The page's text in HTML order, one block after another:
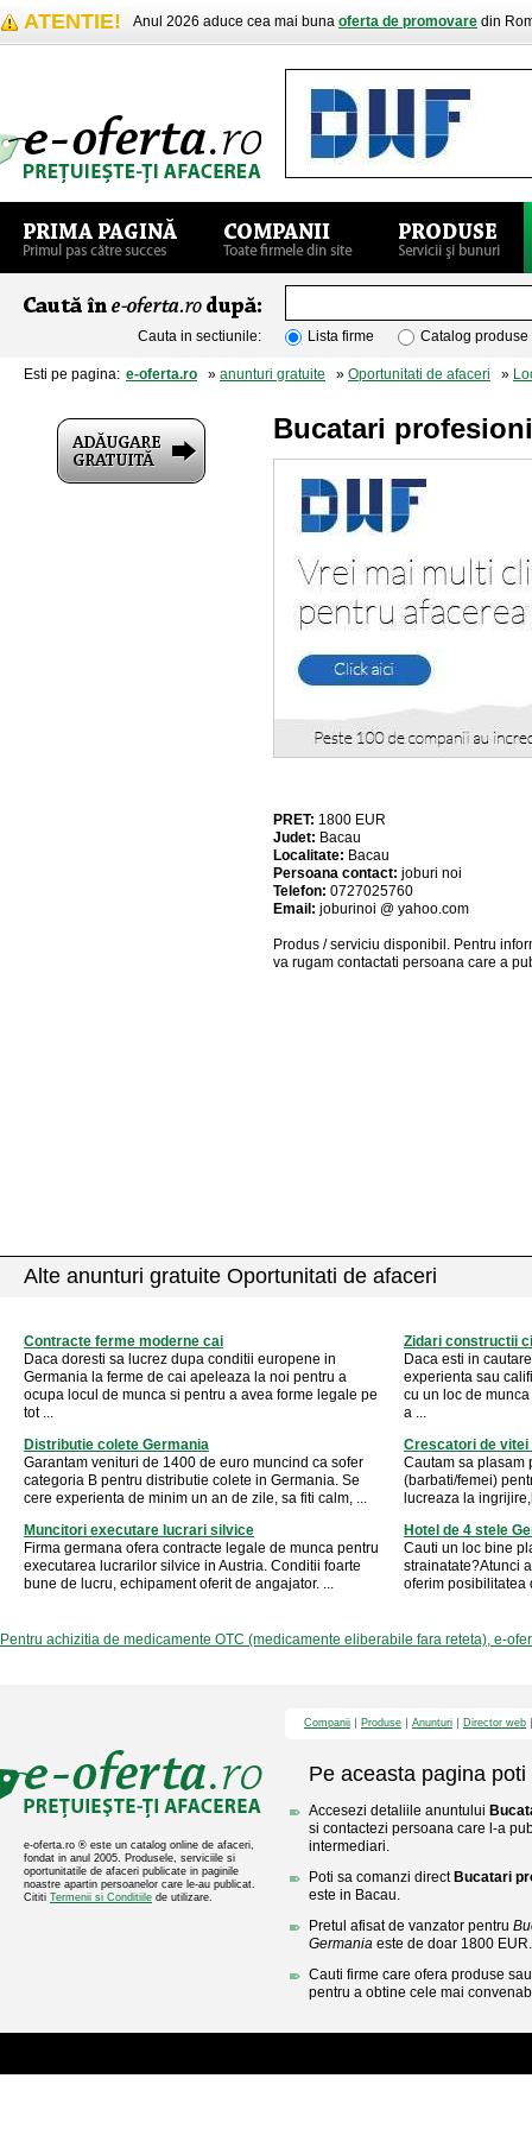
ATENTIE! Anul 2026 aduce cea mai buna oferta de promovare din
Cauta in sectiunile: Lista firme Catalog produse
Esti pe pagina: e-oferta.ro » anunturi gratuite » Oportunitati de afaceri »
Bucatari
PRET: 1800 EUR
Judet: Bacau
Localitate: Bacau
Persoana contact: joburi noi
Telefon: 0727025760
Email: joburinoi @ yahoo.com
Produs / serviciu disponibil . Pentru
va rugam contactati persoana care a
Alte anunturi gratuite Oportunitati de afaceri
Contracte ferme moderne cai
Daca doresti sa lucrez dupa conditii europene in
Germania la ferme de cai apeleaza la noi pentru a
ocupa locul de munca si pentru a avea forme legale pe
tot ...
Zidari constructii
Daca esti in
experienta sau
cu un loc de
a ...
Distributie colete Germania
Garantam venituri de 1400 de euro muncind ca sofer
categoria B pentru distributie colete in Germania. Se
cere experienta de minim un an de zile, sa fiti calm, ...
Crescatori de vitei
Cautam sa plasam
(barbati/femei)
lucreaza la
Muncitori executare lucrari silvice
Firma germana ofera contracte legale de munca pentru
executarea lucrarilor silvice in Austria. Conditii foarte
bune de lucru, echipament oferit de angajator. ...
Hotel de 4 stele
Cauti un loc bine
strainatate?Atunci
oferim posibilitatea
Pentru achizitia de medicamente OTC (medicamente eliberabile fara reteta), e-
e-oferta.ro ® este un catalog online de afaceri,
fondat in anul 2005. Produsele, serviciile si
oportunitatile de afaceri publicate in paginile
noastre apartin persoanelor care le-au publicat.
Cititi Termenii si Conditiile de utilizare.
Companii Produse Anunturi Director web
Pe aceasta pagina poti
Accesezi detaliile anuntului
si contactezi persoana care l-a
intermediari.
Poti sa comanzi direct Bucatari
este in Bacau.
Pretul afisat de vanzator pentru
Germania este de doar 1800 EUR.
Cauti firme care ofera produse
pentru a obtine cele mai